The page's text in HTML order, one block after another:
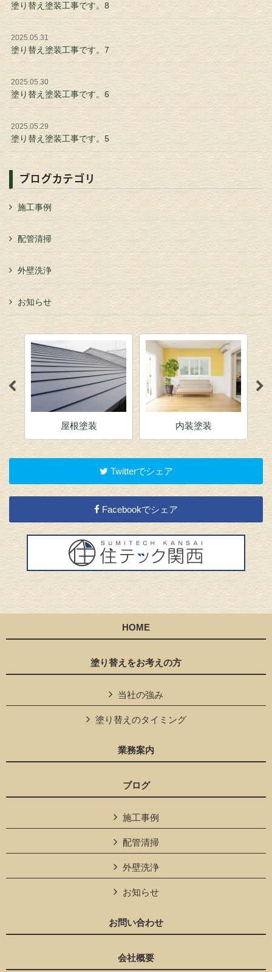
塗り替え塗装工事です。8
2025.05.31
塗り替え塗装工事です。7
2025.05.30
塗り替え塗装工事です。6
2025.05.29
塗り替え塗装工事です。5
ブログカテゴリ
施工事例
配管清掃
外壁洗浄
お知らせ
屋根塗装 内装塗装
Twitterでシェア
Facebookでシェア
HOME
塗り替えをお考えの方
当社の強み
塗り替えのタイミング
業務案内
ブログ
施工事例
配管清掃
外壁洗浄
お知らせ
お問い合わせ
会社概要